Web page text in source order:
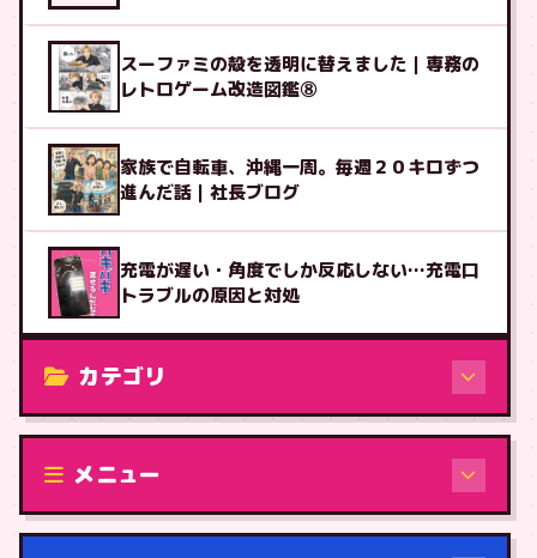
スーファミの殻を透明に替えました｜専務の
レトロゲーム改造図鑑⑧
家族で自転車、沖縄一周。毎週２０キロずつ
進んだ話｜社長ブログ
充電が遅い・角度でしか反応しない…充電口
トラブルの原因と対処
カテゴリ
修理（機種から）
メニュー